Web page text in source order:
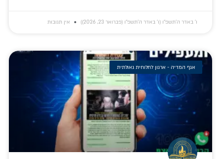
ו׳ באדר ה׳תשפ״ו (ו׳ באדר ה׳תשפ״ו (פברואר 23, 2026)) אין תגובות
אגף המדיה - ארגון לחלוחית גאולתית